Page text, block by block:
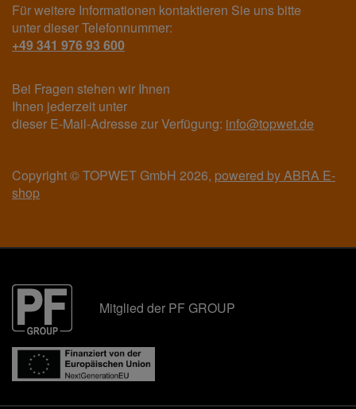
Für weitere Informationen kontaktieren Sie uns bitte
unter dieser Telefonnummer:
+49 341 976 93 600
Bei Fragen stehen wir Ihnen
Ihnen jederzeit unter
dieser E-Mail-Adresse zur Verfügung: info@topwet.de
Copyright © TOPWET GmbH 2026, powered by ABRA E-
shop
Mitglied der PF GROUP